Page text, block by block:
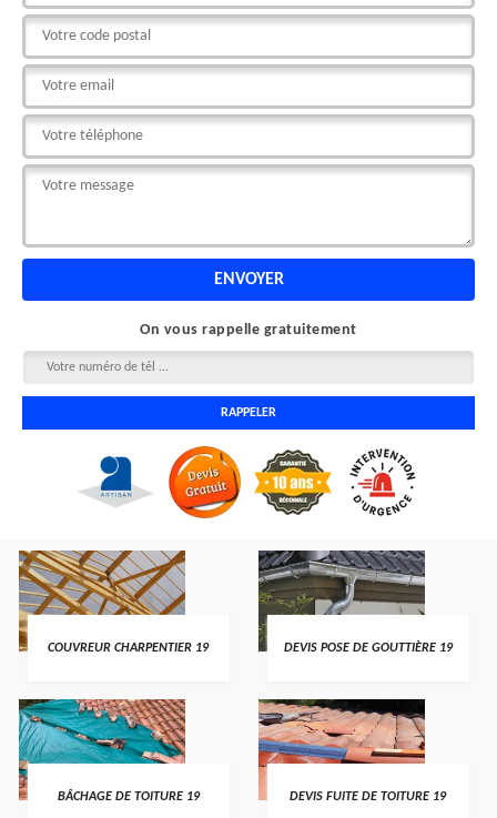
On vous rappelle gratuitement
COUVREUR CHARPENTIER 19 DEVIS POSE DE GOUTTIÈRE 19
BÂCHAGE DE TOITURE 19 DEVIS FUITE DE TOITURE 19